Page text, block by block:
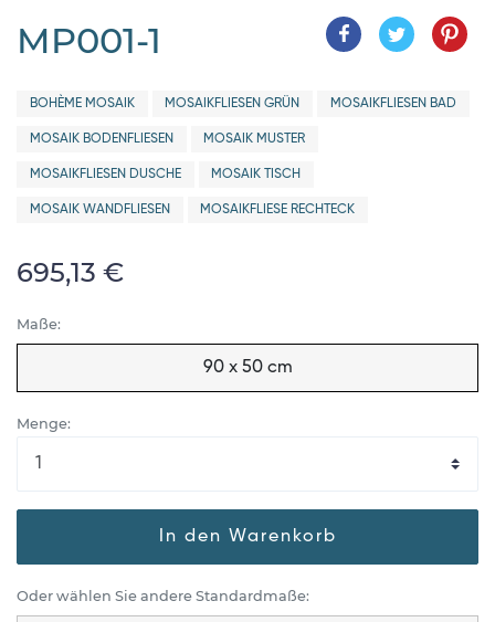
MP001-1
BOHÈME MOSAIK MOSAIKFLIESEN GRÜN MOSAIKFLIESEN BAD
MOSAIK BODENFLIESEN MOSAIK MUSTER
MOSAIKFLIESEN DUSCHE MOSAIK TISCH
MOSAIK WANDFLIESEN MOSAIKFLIESE RECHTECK
695,13 €
Maße:
90 x 50 cm
Menge:
In den Warenkorb
Oder wählen Sie andere Standardmaße: